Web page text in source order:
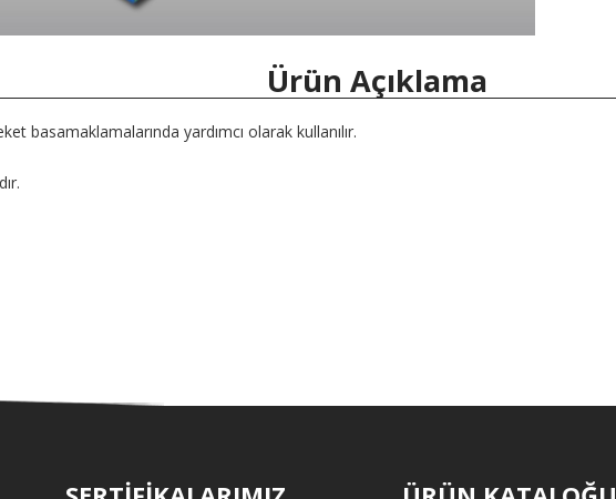
Ürün Açıklama
basamaklamalarında yardımcı olarak kullanılır.